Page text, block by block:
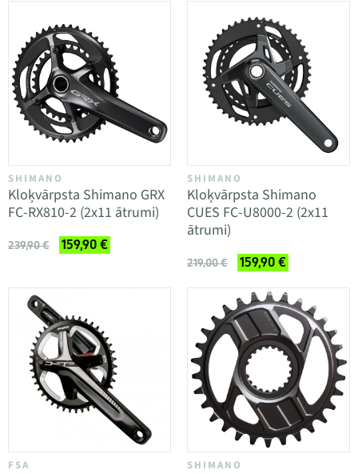
SHIMANO
Kloķvārpsta Shimano GRX
FC-RX810-2 (2x11 ātrumi)
239,90 € 159,90 €
SHIMANO
Kloķvārpsta Shimano
CUES FC-U8000-2 (2x11
ātrumi)
219,00 € 159,90 €
FSA SHIMANO